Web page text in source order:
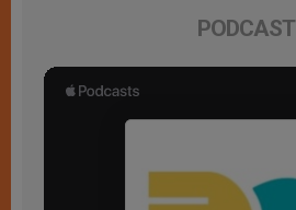
PODCAST